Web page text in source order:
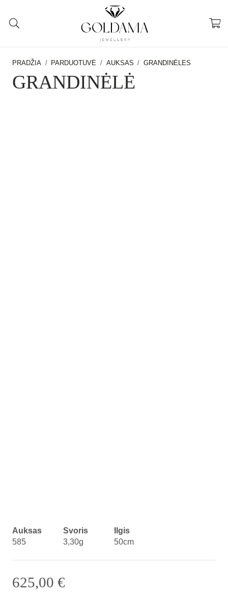
PRADŽIA / PARDUOTUVĖ / AUKSAS / GRANDINĖLES
GRANDINĖLĖ
Auksas
585
Svoris
3,30g
Ilgis
50cm
625,00 €